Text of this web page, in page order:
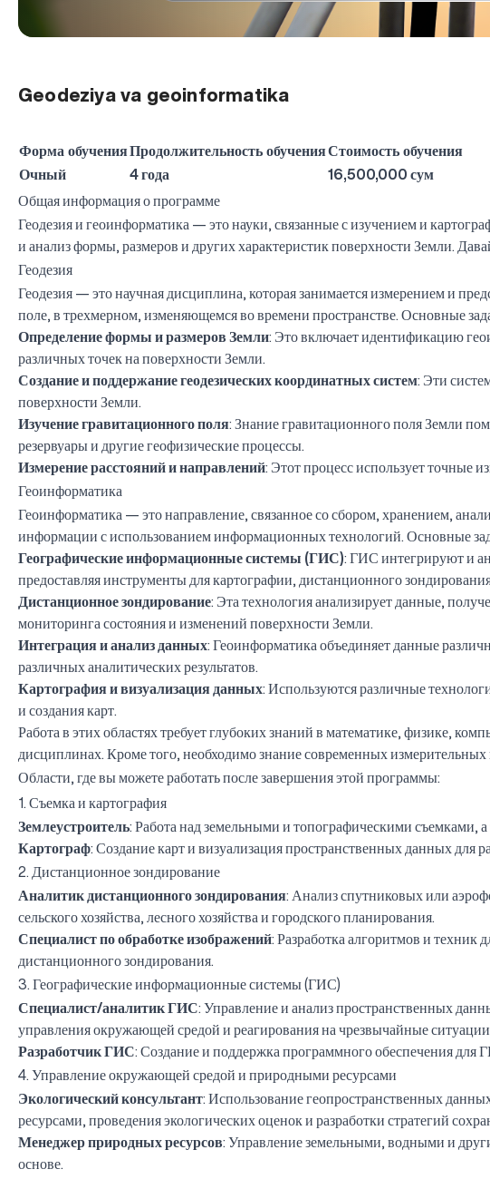
Geodeziya va geoinformatika
Форма обученияПродолжительность обученияСтоимость обучения
Очный
4 года
16,500,000 сум
Общая информация о программе
Геодезия и геоинформатика — это науки, связанные с изучением и
и анализ формы, размеров и других характеристик поверхности Земли.
Геодезия
Геодезия — это научная дисциплина, которая занимается измерением и
поле, в трехмерном, изменяющемся во времени пространстве. Основные
Определение формы и размеров Земли: Это включает идентификацию
различных точек на поверхности Земли.
Создание и поддержание геодезических координатных систем: Эти
поверхности Земли.
Изучение гравитационного поля: Знание гравитационного поля Земли
резервуары и другие геофизические процессы.
Измерение расстояний и направлений: Этот процесс использует точные
Геоинформатика
Геоинформатика — это направление, связанное со сбором, хранением,
информации с использованием информационных технологий. Основные
Географические информационные системы (ГИС): ГИС интегрируют и
предоставляя инструменты для картографии, дистанционного
Дистанционное зондирование: Эта технология анализирует данные,
мониторинга состояния и изменений поверхности Земли.
Интеграция и анализ данных: Геоинформатика объединяет данные
различных аналитических результатов.
Картография и визуализация данных: Используются различные
и создания карт.
Работа в этих областях требует глубоких знаний в математике, физике,
дисциплинах. Кроме того, необходимо знание современных измерительных
Области, где вы можете работать после завершения этой программы:
1. Съемка и картография
Землеустроитель: Работа над земельными и топографическими съемками, а
Картограф: Создание карт и визуализация пространственных данных для
2. Дистанционное зондирование
Аналитик дистанционного зондирования: Анализ спутниковых или
сельского хозяйства, лесного хозяйства и городского планирования.
Специалист по обработке изображений: Разработка алгоритмов и техник
дистанционного зондирования.
3. Географические информационные системы (ГИС)
Специалист/аналитик ГИС: Управление и анализ пространственных
управления окружающей средой и реагирования на чрезвычайные
Разработчик ГИС: Создание и поддержка программного обеспечения для
4. Управление окружающей средой и природными ресурсами
Экологический консультант: Использование геопространственных
ресурсами, проведения экологических оценок и разработки стратегий
Менеджер природных ресурсов: Управление земельными, водными и
основе.